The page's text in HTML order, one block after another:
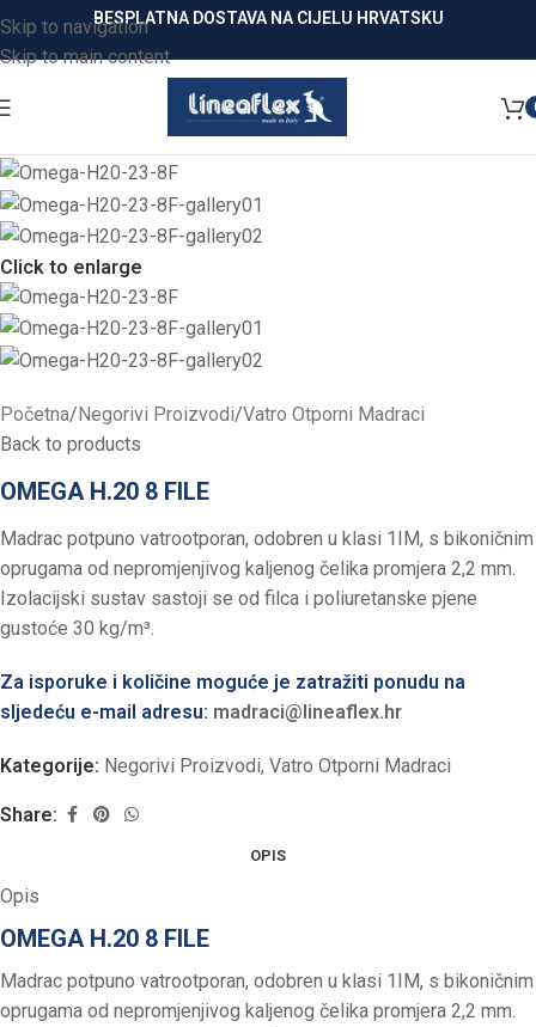
Skip to navigation
Skip to main content
BESPLATNA DOSTAVA NA CIJELU HRVATSKU
Click to enlarge
Početna/Negorivi Proizvodi/Vatro Otporni Madraci
Back to products
OMEGA H.20 8 FILE
Madrac potpuno vatrootporan, odobren u klasi 1IM, s bikoničnim
oprugama od nepromjenjivog kaljenog čelika promjera 2,2 mm.
Izolacijski sustav sastoji se od filca i poliuretanske pjene
gustoće 30 kg/m³.
Za isporuke i količine moguće je zatražiti ponudu na
sljedeću e-mail adresu: madraci@lineaflex.hr
Kategorije: Negorivi Proizvodi, Vatro Otporni Madraci
Share:
OPIS
Opis
OMEGA H.20 8 FILE
Madrac potpuno vatrootporan, odobren u klasi 1IM, s bikoničnim
oprugama od nepromjenjivog kaljenog čelika promjera 2,2 mm.